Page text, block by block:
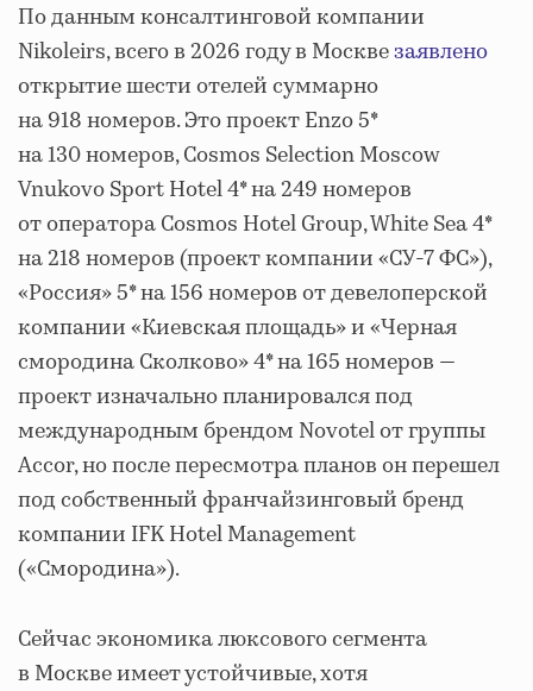
По данным консалтинговой компании
Nikoleirs, всего в 2026 году в Москвезаявлено
открытие шести отелей суммарно
на 918 номеров. Это проект Enzo 5*
на 130 номеров, Cosmos Selection Moscow
Vnukovo Sport Hotel 4* на 249 номеров
от оператора Cosmos Hotel Group, White Sea 4*
на 218 номеров (проект компании «СУ-7 ФС»),
«Россия» 5* на 156 номеров от девелоперской
компании «Киевская площадь» и «Черная
смородина Сколково» 4* на 165 номеров —
проект изначально планировался под
международным брендом Novotel от группы
Accor, но после пересмотра планов он перешел
под собственный франчайзинговый бренд
компании IFK Hotel Management
(«Смородина»).
Сейчас экономика люксового сегмента
в Москве имеет устойчивые, хотя